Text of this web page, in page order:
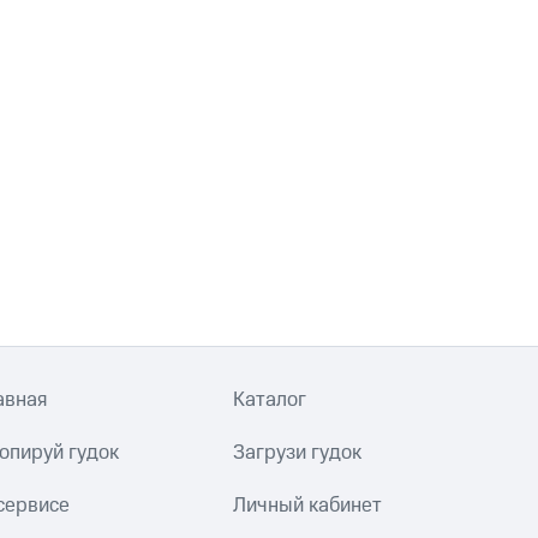
Каталог
гудок Загрузи гудок
Личный кабинет